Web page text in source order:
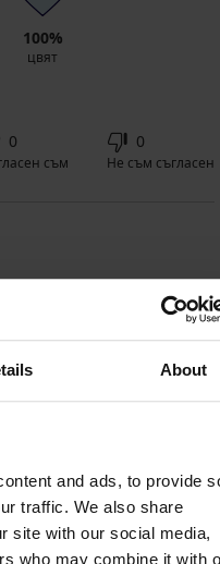
About
and ads, to provide
traffic. We also share
site with our social media,
who may combine it with
100%
цвят
0
съм
0
Не съм съгласен
80%